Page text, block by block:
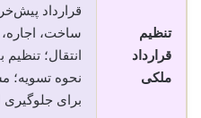
تنظیم
قرارداد
ملکی
قرارداد
ساخت،
انتقال؛
نحوه تسویه؛
برای جلوگیری